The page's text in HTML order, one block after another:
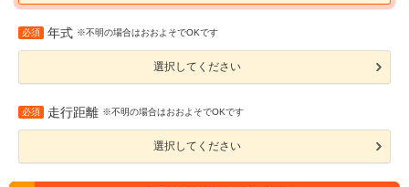
必須 年式 ※不明の場合はおおよそでOKです
選択してください
必須 走行距離 ※不明の場合はおおよそでOKです
選択してください